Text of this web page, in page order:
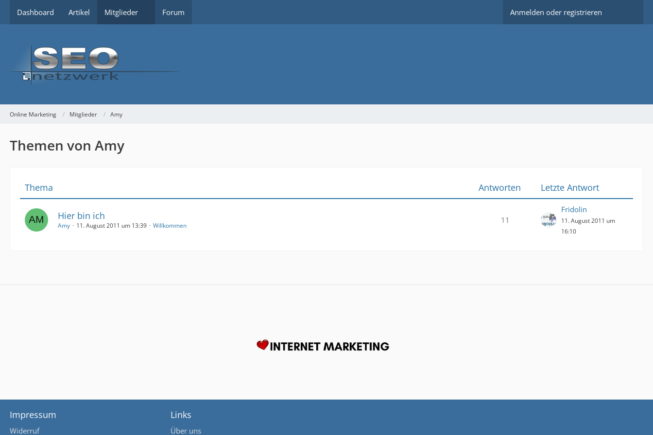
Dashboard Artikel Mitglieder Forum Anmelden oder registrieren
Online Marketing Mitglieder Amy
Themen von Amy
Thema Antworten Letzte Antwort
Hier bin ich
Amy 11. August 2011 um 13:39 Willkommen
11
Fridolin
11. August 2011 um
16:10
Impressum
Widerruf
Links
Über uns